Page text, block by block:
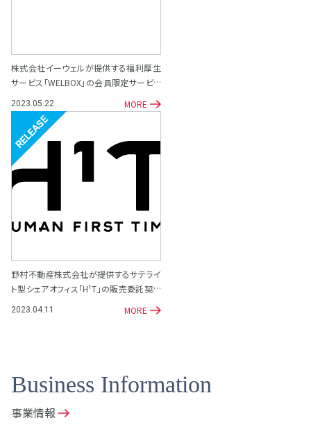
株式会社イーウェルが提供する福利厚生
サービス「WELBOX」の会員限定サービス
2023.05.22 MORE
リリース
野村不動産株式会社が提供するサテライ
ト型シェアオフィス「H¹T」の販売委託契約
2023.04.11 MORE
Business Information
事業情報